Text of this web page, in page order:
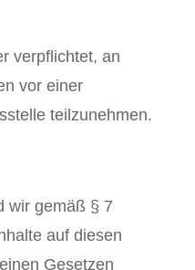
verpflichtet, an
vor einer
teilzunehmen.
wir gemäß § 7
auf diesen
Gesetzen